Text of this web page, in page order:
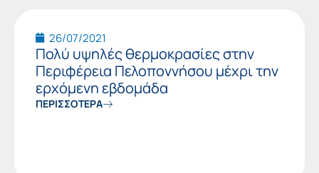
26/07/2021
Πολύ υψηλές θερμοκρασίες στην
Περιφέρεια Πελοποννήσου μέχρι την
ερχόμενη εβδομάδα
ΠΕΡΙΣΣΟΤΕΡΑ